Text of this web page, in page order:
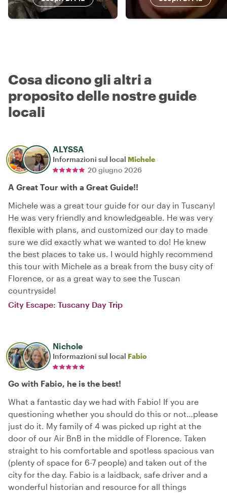
Cosa dicono gli altri a
proposito delle nostre guide
locali
ALYSSA
Informazioni sul local Michele
20 giugno 2026
A Great Tour with a Great Guide!!
Michele was a great tour guide for our day in Tuscany!
He was very friendly and knowledgeable. He was very
flexible with plans, and customized our day to made
sure we did exactly what we wanted to do! He knew
the best places to take us. I would highly recommend
this tour with Michele as a break from the busy city of
Florence, or as a great way to see the Tuscan
countryside!
City Escape: Tuscany Day Trip
Nichole
Informazioni sul local Fabio
Go with Fabio, he is the best!
What a fantastic day we had with Fabio! If you are
questioning whether you should do this or not…please
just do it. My family of 4 was picked up right at the
door of our Air BnB in the middle of Florence. Taken
straight to his comfortable and spotless spacious van
(plenty of space for 6-7 people) and taken out of the
city for the day. Fabio is a laidback, safe driver and a
wonderful historian and resource for all things